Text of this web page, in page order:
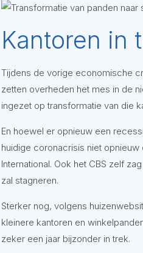
Kantoren in
Tijdens de vorige economische
zetten overheden het mes in de
ingezet op transformatie van die
En hoewel er opnieuw een
huidige coronacrisis niet
International. Ook het CBS zelf
zal stagneren.
Sterker nog, volgens
kleinere kantoren en
zeker een jaar bijzonder in trek.